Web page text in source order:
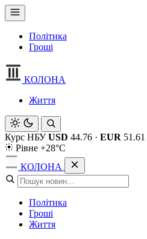
Політика
Гроші
КОЛОНА
Життя
Курс НБУ USD 44.76 · EUR 51.61
Рівне +28°C
КОЛОНА
Політика
Гроші
Життя